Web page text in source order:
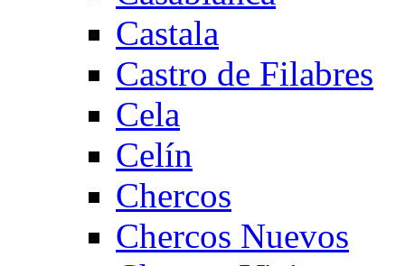
Castala
Castro de Filabres
Cela
Celín
Chercos
Chercos Nuevos